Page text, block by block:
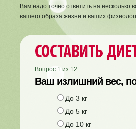
Вам надо точно ответить на несколько
вашего образа жизни и ваших
Вопрос 1 из 12
Ваш излишний вес,
До 3 кг
До 5 кг
До 10 кг